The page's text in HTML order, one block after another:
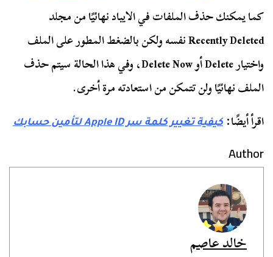
كما يمكنك حذف الملفات في الايباد نهائيًا من مجلد
Recently Deleted نفسه ولكن بالضغط المطور على الملف
واختيار Delete أو Delete Now، وفي هذا الحالة سيتم حذف
الملف نهائيًا ولن تتمكن من استعادته مرة أخرى.
اقرأ أيضًا:كيفية تغيير كلمة سر Apple ID لتأمين حسابك
Author
خالد عاصم